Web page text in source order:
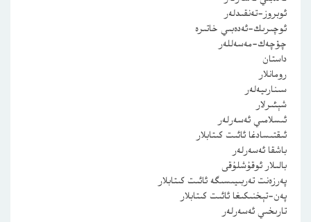
ئوبروز-تەنقىدلەر
ئوچىرىك-ئەدەبىي خاتىرە
چۆچەك-مەسەللەر
داستان
رومانلار
سىنارىيەلەر
شېئىرلار
ئىسلامىي ئەسەرلەر
ئىقتىسادغا ئائىت كىتابلار
باشقا ئەسەرلەر
بالىلار ئوقۇشلۇقى
پەرزەنت تەربىيىسىگە ئائىت كىتابلار
پەن-تېخنىكىغا ئائىت كىتابلار
تارىخىي ئەسەرلەر